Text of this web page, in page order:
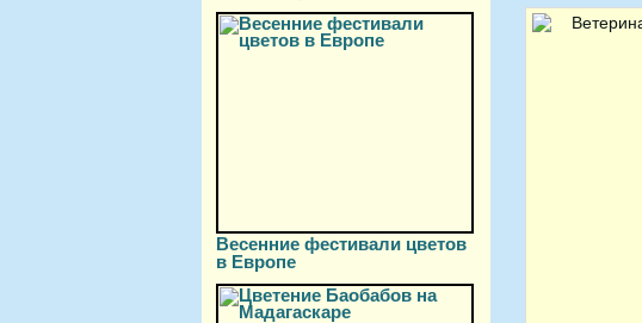
Весенние фестивали цветов
в Европе